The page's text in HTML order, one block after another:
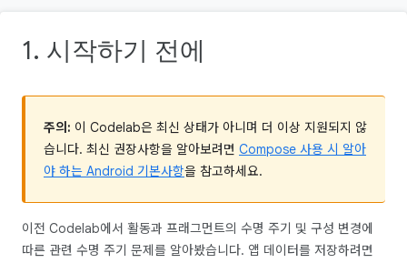
1. 시작하기 전에
주의: 이 Codelab은 최신 상태가 아니며 더 이상 지원되지 않
습니다. 최신 권장사항을 알아보려면 Compose 사용 시 알아
야 하는 Android 기본사항을 참고하세요.
이전 Codelab에서 활동과 프래그먼트의 수명 주기 및 구성 변경에
따른 관련 수명 주기 문제를 알아봤습니다. 앱 데이터를 저장하려면